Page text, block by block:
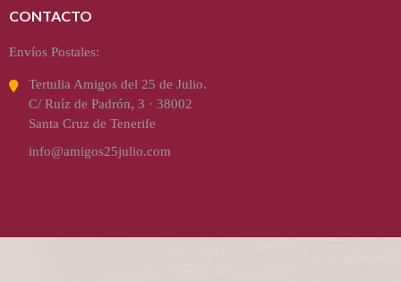
CONTACTO
Envíos Postales:
Tertulia Amigos del 25 de Julio.
C/ Ruíz de Padrón, 3 · 38002
Santa Cruz de Tenerife
info@amigos25julio.com